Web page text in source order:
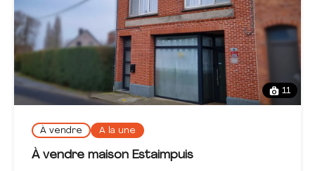
11
À vendre A la une
À vendre maison Estaimpuis